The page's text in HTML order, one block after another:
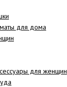
для дома
для женщин